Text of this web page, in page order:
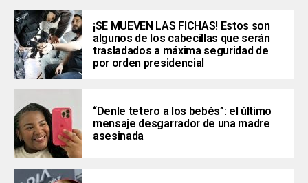
¡SE MUEVEN LAS FICHAS! Estos son
algunos de los cabecillas que serán
trasladados a máxima seguridad de
por orden presidencial
“Denle tetero a los bebés”: el último
mensaje desgarrador de una madre
asesinada